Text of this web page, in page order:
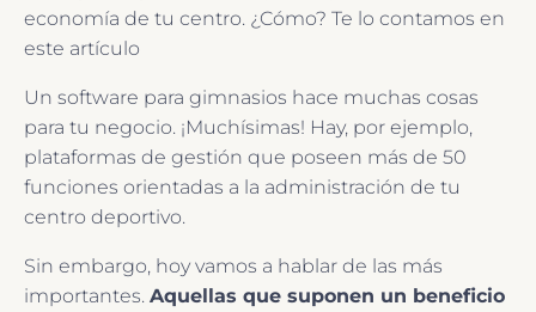
economía de tu centro. ¿Cómo? Te lo contamos en
este artículo
Un software para gimnasios hace muchas cosas
para tu negocio. ¡Muchísimas! Hay, por ejemplo,
plataformas de gestión que poseen más de 50
funciones orientadas a la administración de tu
centro deportivo.
Sin embargo, hoy vamos a hablar de las más
importantes. Aquellas que suponen un beneficio